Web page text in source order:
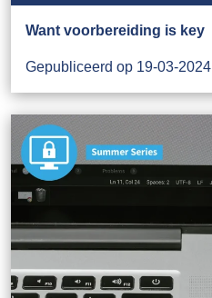
Want voorbereiding is key
Gepubliceerd op 19-03-2024